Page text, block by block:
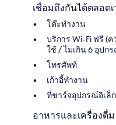
เชื่อมถึงกันได้ตลอดเ
โต๊ะทำงาน
บริการ Wi-Fi ฟรี (ค
ใช้ / ไม่เกิน 6 อุปก
โทรศัพท์
เก้าอี้ทำงาน
ที่ชาร์จอุปกรณ์อิเล็
อาหารและเครื่องดื่ม